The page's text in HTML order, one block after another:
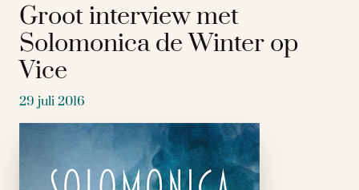
Groot interview met
Solomonica de Winter op
Vice
29 juli 2016